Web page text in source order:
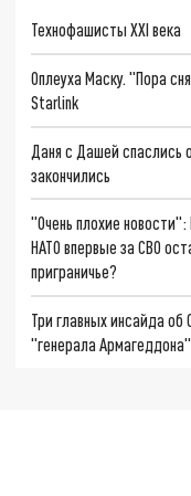
Технофашисты XXI века
Оплеуха Маску. "Пора
Starlink
Даня с Дашей спаслись
закончились
"Очень плохие
НАТО впервые за СВО
приграничье?
Три главных инсайда
"генерала